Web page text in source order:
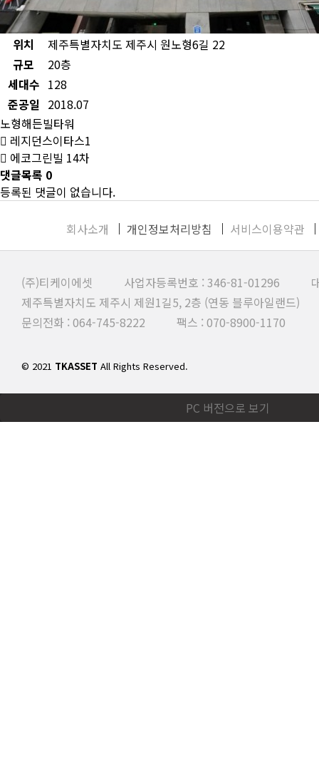
위치
제주특별자치도 제주시 원노형6길 22
규모
20층
세대수 128
준공일 2018.07
노형해든빌타워
레지던스이타스1
에코그린빌 14차
댓글목록 0
등록된 댓글이 없습니다.
회사소개 개인정보처리방침 서비스이용약관
(주)티케이에셋 사업자등록번호 : 346-81-01296 대
제주특별자치도 제주시 제원1길5, 2층 (연동 블루아일랜드)
문의전화 : 064-745-8222 팩스 : 070-8900-1170
© 2021 TKASSET All Rights Reserved.
PC 버전으로 보기